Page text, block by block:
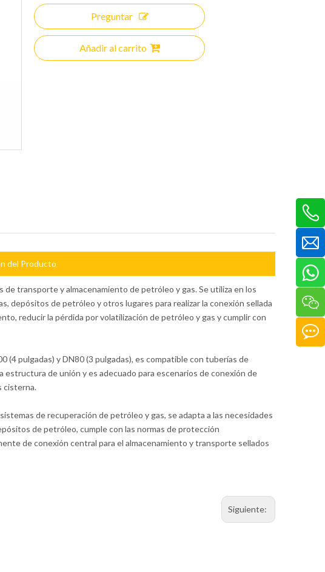
Preguntar
Añadir al carrito
del Producto
transporte y almacenamiento de petróleo y gas. Se utiliza en los
depósitos de petróleo y otros lugares para realizar la conexión sellada
reducir la pérdida por volatilización de petróleo y gas y cumplir con
pulgadas) y DN80 (3 pulgadas), es compatible con tuberías de
de unión y es adecuado para escenarios de conexión de
cisterna.
de recuperación de petróleo y gas, se adapta a las necesidades
de petróleo, cumple con las normas de protección
de conexión central para el almacenamiento y transporte sellados
Siguiente: